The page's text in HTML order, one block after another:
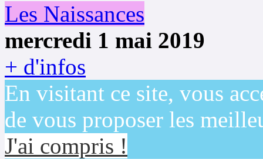
Les Naissances
mercredi 1 mai 2019
+ d'infos
En visitant ce site, vous
de vous proposer les
J'ai compris !